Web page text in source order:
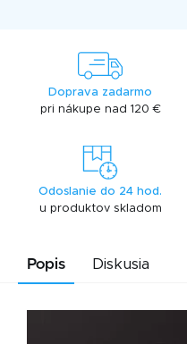
Doprava zadarmo
pri nákupe nad 120 €
Odoslanie do 24 hod.
u produktov skladom
Popis Diskusia